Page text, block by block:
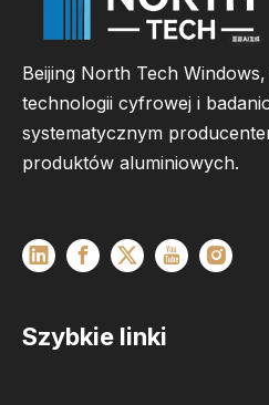
Beijing North Tech
technologii cyfrowej i
systematycznym
produktów aluminiowych.
Szybkie linki